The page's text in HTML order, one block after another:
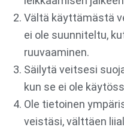
Vältä käyttämästä
ei ole suunniteltu,
ruuvaaminen.
Säilytä veitsesi
kun se ei ole
Ole tietoinen
veistäsi, välttäen